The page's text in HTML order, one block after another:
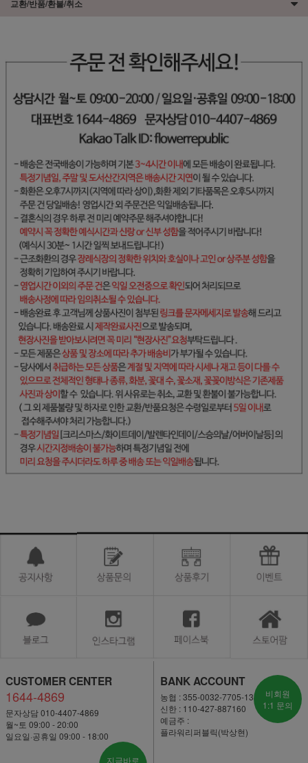
교환/반품/환불/취소
CUSTOMER CENTER
1644-4869
문자상담 010-4407-4869
월~토 09:00 - 20:00
일요일·공휴일 09:00 - 18:00
지금바로
BANK ACCOUNT
농협 : 355-0032-7705-13
신한 : 110-427-887160
예금주 :
플라워리퍼블릭(박상현)
비회원
1:1 문의